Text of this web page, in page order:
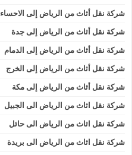
شركة نقل أثاث من الرياض إلى الاحساء
شركة نقل أثاث من الرياض إلى جدة
شركة نقل أثاث من الرياض إلى الدمام
شركة نقل أثاث من الرياض إلى الخرج
شركة نقل أثاث من الرياض إلى مكة
شركة نقل اثاث من الرياض الى الجبيل
شركة نقل اثاث من الرياض الى حائل
شركة نقل اثاث من الرياض الى بريدة